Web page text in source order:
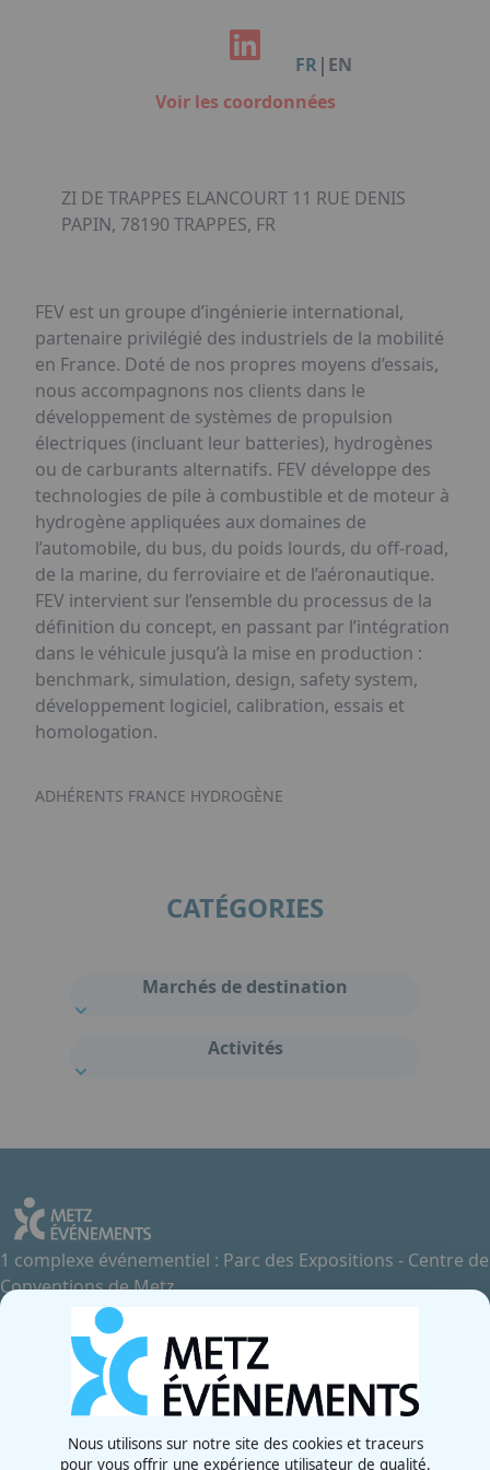
Organisation de dîners / soirées de gala
Qui sommes-nous ?
Accéder au complexe
Politique RSE
FR | EN
Voir les coordonnées
ZI DE TRAPPES ELANCOURT 11 RUE DENIS
PAPIN, 78190 TRAPPES, FR
FEV est un groupe d’ingénierie international,
partenaire privilégié des industriels de la mobilité
en France. Doté de nos propres moyens d’essais,
nous accompagnons nos clients dans le
développement de systèmes de propulsion
électriques (incluant leur batteries), hydrogènes
ou de carburants alternatifs. FEV développe des
technologies de pile à combustible et de moteur à
hydrogène appliquées aux domaines de
l’automobile, du bus, du poids lourds, du off-road,
de la marine, du ferroviaire et de l’aéronautique.
FEV intervient sur l’ensemble du processus de la
définition du concept, en passant par l’intégration
dans le véhicule jusqu’à la mise en production :
benchmark, simulation, design, safety system,
développement logiciel, calibration, essais et
homologation.
ADHÉRENTS FRANCE HYDROGÈNE
CATÉGORIES
Marchés de destination
Activités
1 complexe événementiel : Parc des Expositions - Centre de
Conventions de Metz
Contactez-nous
+33 3 87 55 66 00
Rue de la Grange aux Bois
57070 - Metz
FranceNous utilisons sur notre site des cookies et traceurs
pour vous offrir une expérience utilisateur de qualité,